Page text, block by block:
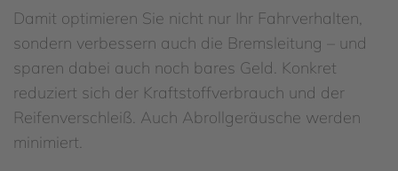
Damit optimieren Sie nicht nur Ihr Fahrverhalten,
sondern verbessern auch die Bremsleitung – und
sparen dabei auch noch bares Geld. Konkret
reduziert sich der Kraftstoffverbrauch und der
Reifenverschleiß. Auch Abrollgeräusche werden
minimiert.